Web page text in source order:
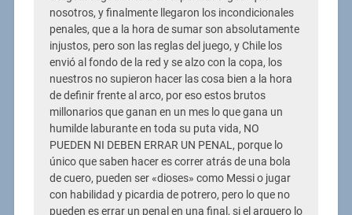
nosotros, y finalmente llegaron los incondicionales
penales, que a la hora de sumar son absolutamente
injustos, pero son las reglas del juego, y Chile los
envió al fondo de la red y se alzo con la copa, los
nuestros no supieron hacer las cosa bien a la hora
de definir frente al arco, por eso estos brutos
millonarios que ganan en un mes lo que gana un
humilde laburante en toda su puta vida, NO
PUEDEN NI DEBEN ERRAR UN PENAL, porque lo
único que saben hacer es correr atrás de una bola
de cuero, pueden ser «dioses» como Messi o jugar
con habilidad y picardia de potrero, pero lo que no
pueden es errar un penal en una final, si el arquero lo